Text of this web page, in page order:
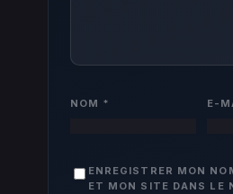
NOM * E-
ENREGISTRER MON
ET MON SITE DANS LE